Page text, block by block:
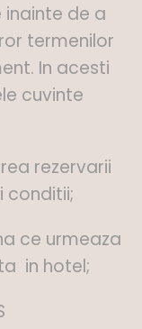
de a
termenilor
In acesti
cuvinte
rezervarii
conditii;
ce urmeaza
in hotel;